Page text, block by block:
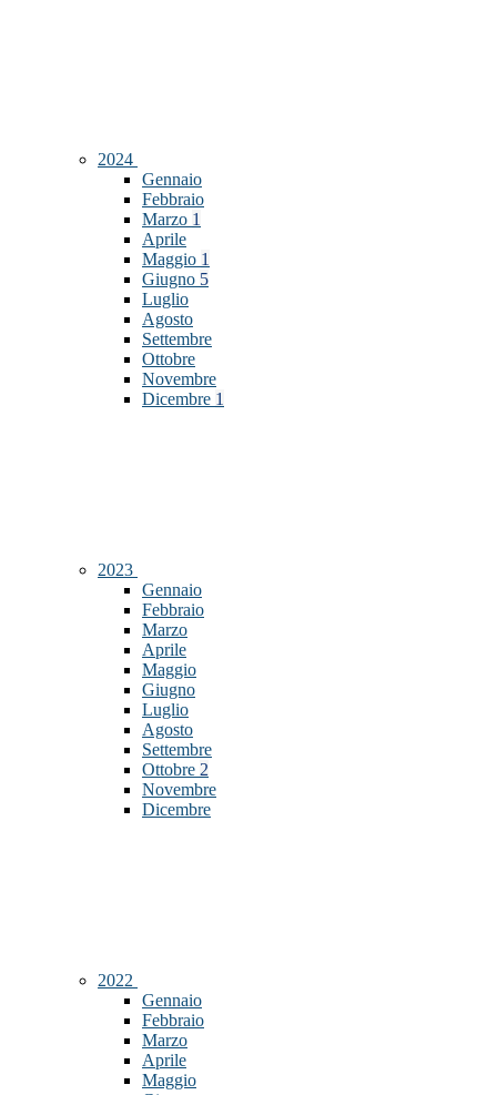
2024
Gennaio
Febbraio
Marzo 1
Aprile
Maggio 1
Giugno 5
Luglio
Agosto
Settembre
Ottobre
Novembre
Dicembre 1
2023
Gennaio
Febbraio
Marzo
Aprile
Maggio
Giugno
Luglio
Agosto
Settembre
Ottobre 2
Novembre
Dicembre
2022
Gennaio
Febbraio
Marzo
Aprile
Maggio